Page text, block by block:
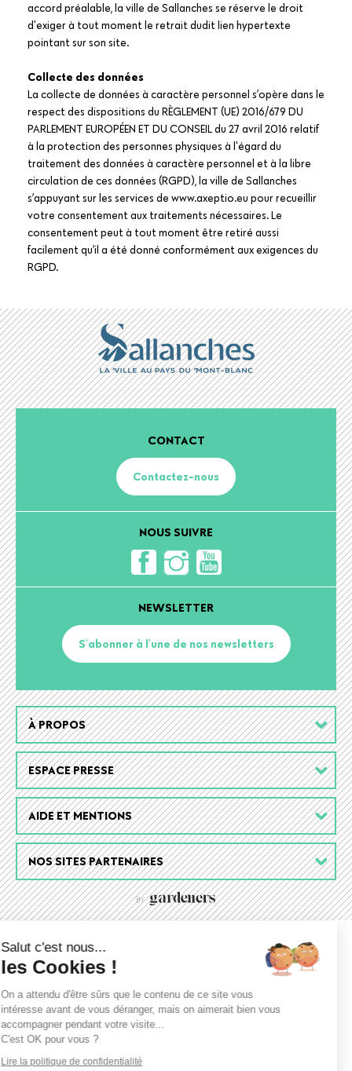
accord préalable, la ville de Sallanches se réserve le droit
d'exiger à tout moment le retrait dudit lien hypertexte
pointant sur son site.
Collecte des données
La collecte de données à caractère personnel s’opère dans le
respect des dispositions du RÈGLEMENT (UE) 2016/679 DU
PARLEMENT EUROPÉEN ET DU CONSEIL du 27 avril 2016 relatif
à la protection des personnes physiques à l'égard du
traitement des données à caractère personnel et à la libre
circulation de ces données (RGPD), la ville de Sallanches
s’appuyant sur les services de www.axeptio.eu pour recueillir
votre consentement aux traitements nécessaires. Le
consentement peut à tout moment être retiré aussi
facilement qu’il a été donné conformément aux exigences du
RGPD.
CONTACT
Contactez-nous
NOUS SUIVRE
NEWSLETTER
S'abonner à l'une de nos newsletters
Footer
menu
À PROPOS
ESPACE PRESSE
AIDE ET MENTIONS
NOS SITES PARTENAIRES
Salut c'est nous...
les Cookies !
On a attendu d'être sûrs que le contenu de ce site vous
intéresse avant de vous déranger, mais on aimerait bien vous
accompagner pendant votre visite...
C'est OK pour vous ?
Lire la politique de confidentialité